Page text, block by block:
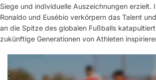
Siege und individuelle Auszeichnungen erzielt.
Ronaldo und Eusébio verkörpern das Talent
an die Spitze des globalen Fußballs
zukünftige Generationen von Athleten